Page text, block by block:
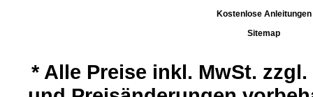
Kostenlose Anleitungen
Sitemap
*Alle Preise inkl. MwSt.